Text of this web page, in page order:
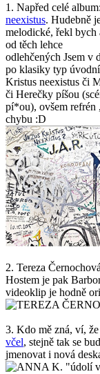
1. Napřed celé
neexistus. Hudebně
melodické, řekl bych
od těch lehce
odlehčených Jsem v
po klasiky typ úvodní
Kristus neexistus či
či Herečky píšou
pí*ou), ovšem refrén
chybu :D
2. Tereza
Hostem je pak
videoklip je hodně
3. Kdo mě zná, ví,
včel, stejně tak se
jmenovat i nová